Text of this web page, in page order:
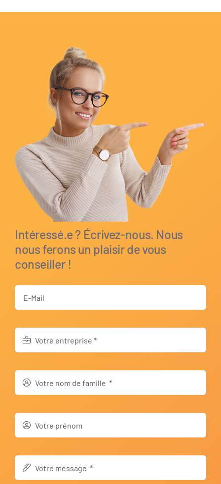
Intéressé.e ? Écrivez-nous. Nous
nous ferons un plaisir de vous
conseiller !